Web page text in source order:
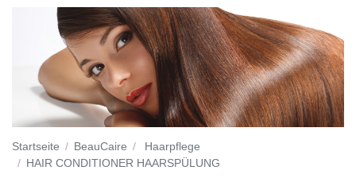
Startseite BeauCaire
Haarpflege
HAIR CONDITIONER HAARSPÜLUNG